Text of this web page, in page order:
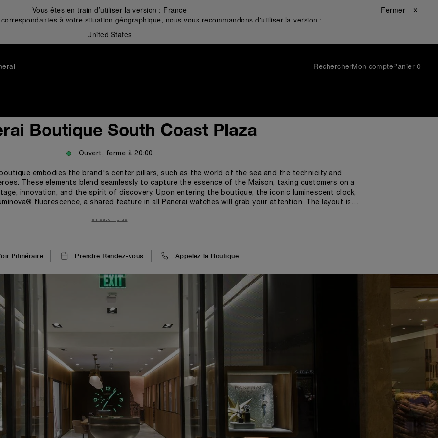
Vous êtes en train d’utiliser la version : France
à votre situation géographique, nous vous recommandons d'utiliser la version :
United States
Fermer ✕
RechercherMon comptePanier 0
Boutique South Coast Plaza
Ouvert, ferme à 20:00
embodies the brand's center pillars, such as the world of the sea and the technicity and
These elements blend seamlessly to capture the essence of the Maison, taking customers on a
innovation, and the spirit of discovery. Upon entering the boutique, the iconic luminescent clock,
fluorescence, a shared feature in all Panerai watches will grab your attention. The layout is
clients are immersed in a world of technical prowess and welcomed by the inimitable allure of Italian hospitality.
en savoir plus
l'itinéraire Prendre Rendez-vous Appelez la Boutique